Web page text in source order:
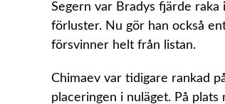
Segern var Bradys fjärde raka
förluster. Nu gör han också
försvinner helt från listan.
Chimaev var tidigare rankad
placeringen i nuläget. På